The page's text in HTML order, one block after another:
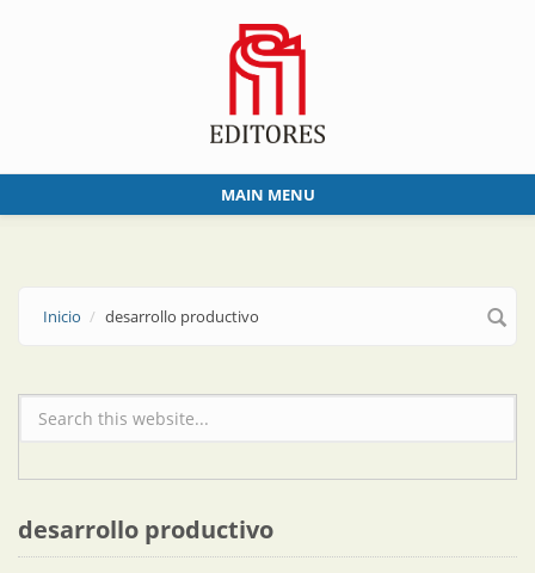
MAIN MENU
Inicio desarrollo productivo
Formulario de búsqueda
desarrollo productivo